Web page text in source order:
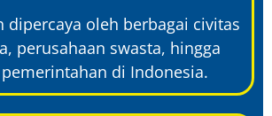
dipercaya oleh berbagai civitas
perusahaan swasta, hingga
di Indonesia.